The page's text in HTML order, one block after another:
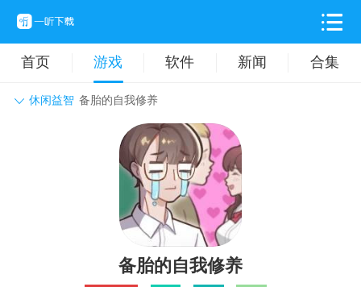
首页 游戏 软件 新闻 合集
休闲益智 备胎的自我修养
动作格斗 休闲益智
卡牌对战 音乐舞蹈
挂机养成
备胎的自我修养